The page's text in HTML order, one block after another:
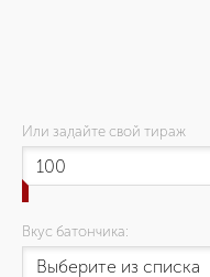
Или задайте свой тираж
Вкус батончика: